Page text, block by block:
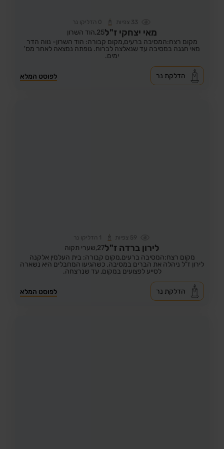
33 צפיות 0 הדליקו נר
מאי יצחקי ז"ל25, הוד השרון
מקום רצח:המסיבה ברעים,מקום קבורה: הוד השרון- נווה הדר
מאי חגגה במסיבה עד שנאלצה לברוח. גופתה נמצאה לאחר מס'
ימים.
לפוסט המלא הדלקת נר
59 צפיות 1 הדליקו נר
לירון ברדה ז"ל27, שערי תקוה
מקום רצח:המסיבה ברעים,מקום קבורה: בית העלמין אלקנה
לירון ז"ל ניהלה את הברים במסיבה, כשהגיעו המחבלים היא נשארה
לסייע לפצועים במקום, עד שנרצחה.
לפוסט המלא הדלקת נר